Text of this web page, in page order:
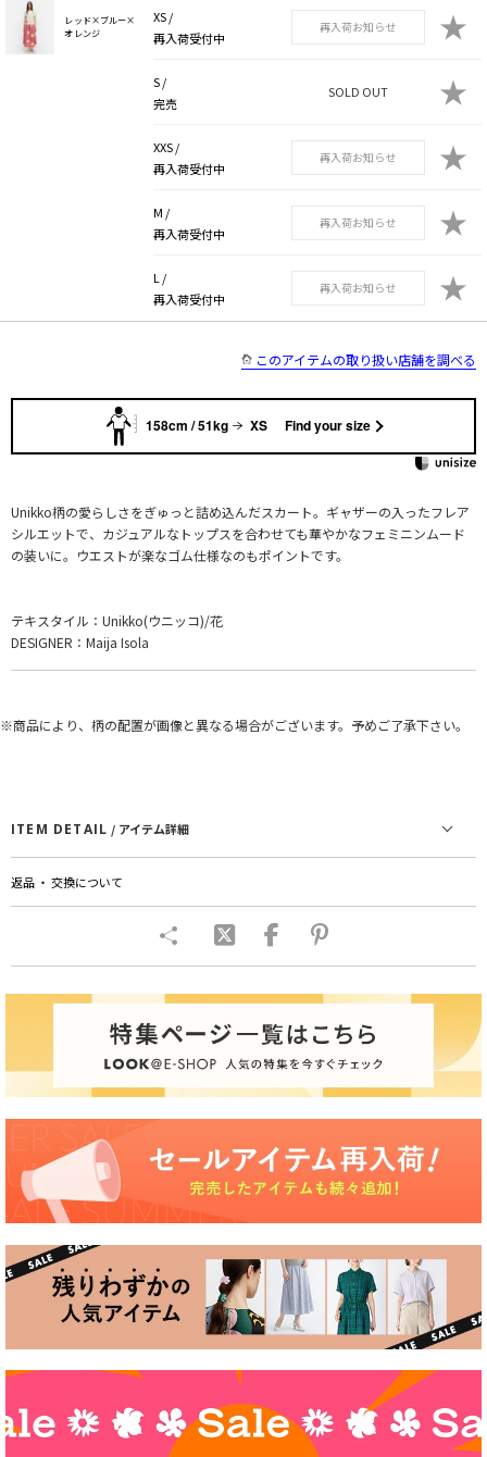
レッド×ブルー×
オレンジ
XS /
再入荷受付中
再入荷お知らせ ★
S /
完売
SOLD OUT ★
XXS /
再入荷受付中
再入荷お知らせ ★
M /
再入荷受付中
再入荷お知らせ ★
L /
再入荷受付中
再入荷お知らせ ★
このアイテムの取り扱い店舗を調べる
158cm / 51kg XS Find your size
Unikko柄の愛らしさをぎゅっと詰め込んだスカート。ギャザーの入ったフレア
シルエットで、カジュアルなトップスを合わせても華やかなフェミニンムード
の装いに。ウエストが楽なゴム仕様なのもポイントです。
テキスタイル：Unikko(ウニッコ)/花
DESIGNER：Maija Isola
※商品により、柄の配置が画像と異なる場合がございます。予めご了承下さい。
ITEM DETAIL / アイテム詳細
返品 ・ 交換について